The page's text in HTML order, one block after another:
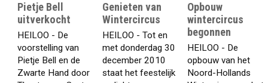
Pietje Bell
uitverkocht
HEILOO - De
voorstelling van
Pietje Bell en de
Zwarte Hand door
Genieten van
Wintercircus
HEILOO - Tot en
met donderdag 30
december 2010
staat het feestelijk
Opbouw
wintercircus
begonnen
HEILOO - De
opbouw van het
Noord-Hollands